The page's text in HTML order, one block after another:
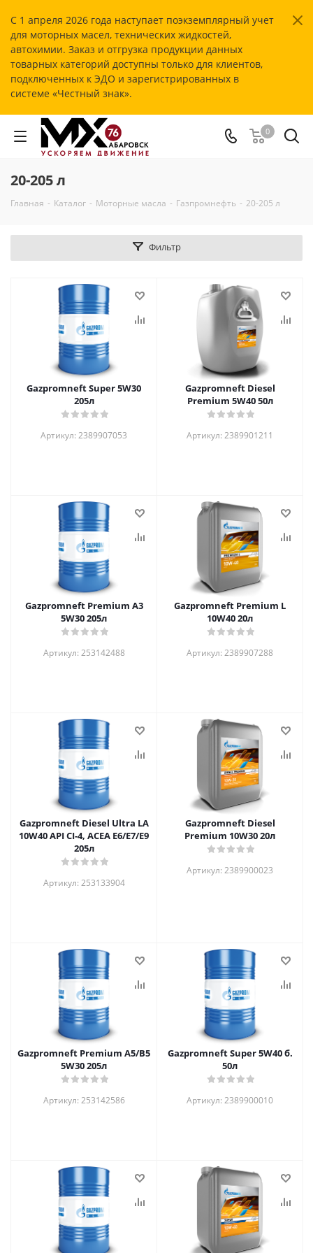
С 1 апреля 2026 года наступает поэкземплярный учет
для моторных масел, технических жидкостей,
автохимии. Заказ и отгрузка продукции данных
товарных категорий доступны только для клиентов,
подключенных к ЭДО и зарегистрированных в
системе «Честный знак».
0
20-205 л
Главная - Каталог - Моторные масла - Газпромнефть - 20-205 л
Фильтр
Gazpromneft Super 5W30
205л
Артикул: 2389907053
Gazpromneft Diesel
Premium 5W40 50л
Артикул: 2389901211
Gazpromneft Premium A3
5W30 205л
Артикул: 253142488
Gazpromneft Premium L
10W40 20л
Артикул: 2389907288
Gazpromneft Diesel Ultra LA
10W40 API CI-4, ACEA E6/E7/E9
205л
Артикул: 253133904
Gazpromneft Diesel
Premium 10W30 20л
Артикул: 2389900023
Gazpromneft Premium A5/B5
5W30 205л
Артикул: 253142586
Gazpromneft Super 5W40 б.
50л
Артикул: 2389900010